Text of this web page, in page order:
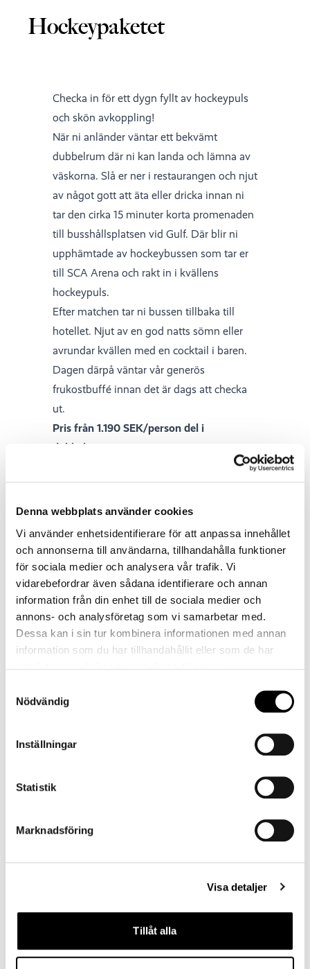
Denna webbplats använder cookies
Vi använder enhetsidentifierare för att anpassa innehållet
och annonserna till användarna, tillhandahålla funktioner
för sociala medier och analysera vår trafik. Vi
vidarebefordrar även sådana identifierare och annan
information från din enhet till de sociala medier och
annons- och analysföretag som vi samarbetar med.
Dessa kan i sin tur kombinera informationen med annan
information som du har tillhandahållit eller som de har
Nödvändig
Inställningar
Statistik
Marknadsföring
Visa detaljer
Tillåt alla
Hockeypaketet
Checka in för ett dygn fyllt av hockeypuls
och skön avkoppling!
När ni anländer väntar ett bekvämt
dubbelrum där ni kan landa och lämna av
väskorna. Slå er ner i restaurangen och njut
av något gott att äta eller dricka innan ni
tar den cirka 15 minuter korta promenaden
till busshållsplatsen vid Gulf. Där blir ni
upphämtade av hockeybussen som tar er
till SCA Arena och rakt in i kvällens
hockeypuls.
Efter matchen tar ni bussen tillbaka till
hotellet. Njut av en god natts sömn eller
avrundar kvällen med en cocktail i baren.
Dagen därpå väntar vår generös
frukostbuffé innan det är dags att checka
ut.
Pris från 1.190 SEK/person del i
dubbelrum
Boka nu